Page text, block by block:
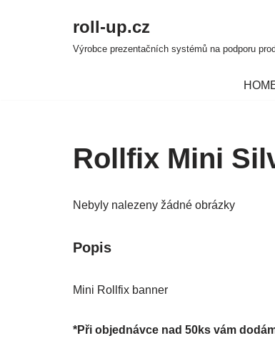
roll-up.cz
Výrobce prezentačních systémů na podporu
Rollfix Mini
Nebyly nalezeny žádné obrázky
Popis
Mini Rollfix banner
*Při objednávce nad 50ks vám